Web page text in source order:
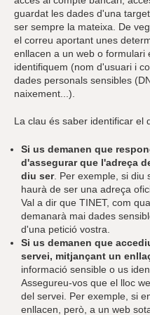
guardat les dades d'una
ser sempre la mateixa. De
el correu aportant unes
enllacen a un web o
identifiquem (nom d'usuari i
dades personals sensibles
naixement...).
La clau és saber identificar el
Si us demanen que
d'assegurar que l'adreça
diu ser. Per exemple, si diu
haurà de ser una adreça
Val a dir que TINET, com
demanarà mai dades
d'una petició vostra.
Si us demanen que
servei, mitjançant un
informació sensible o us
Assegureu-vos que el lloc
del servei. Per exemple, si
enllacen, però, a un web